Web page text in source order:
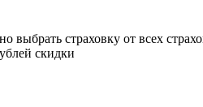
страховку от всех
скидки